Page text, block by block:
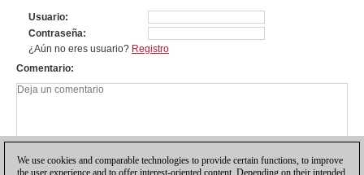
Usuario
Contraseña
¿Aún no eres usuario? Registro
Comentario
We use cookies and comparable technologies to provide certain functions, to improve
the user experience and to offer interest-oriented content. Depending on their intended